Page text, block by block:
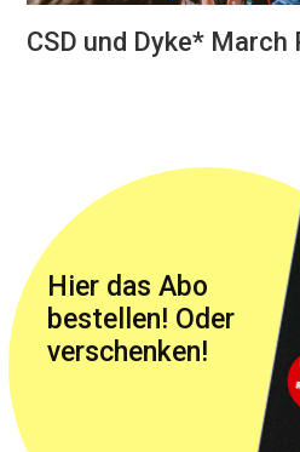
CSD und Dyke* March
Hier das Abo
bestellen! Oder
verschenken!